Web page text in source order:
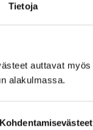
Tietoja
auttavat myös
alakulmassa.
Kohdentamisevästeet